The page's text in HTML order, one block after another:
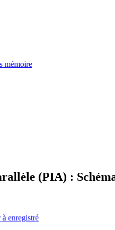
mémoire
(PIA) :
enregistré